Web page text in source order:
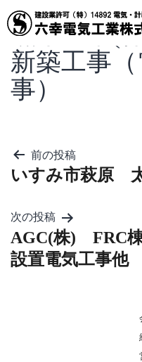
黒木工業(
新築工事
事）
投
ナ
ー
シ
ョ
ン
前の投稿
いすみ市萩原
次の投稿
AGC(株) FRC
設置電気工事他